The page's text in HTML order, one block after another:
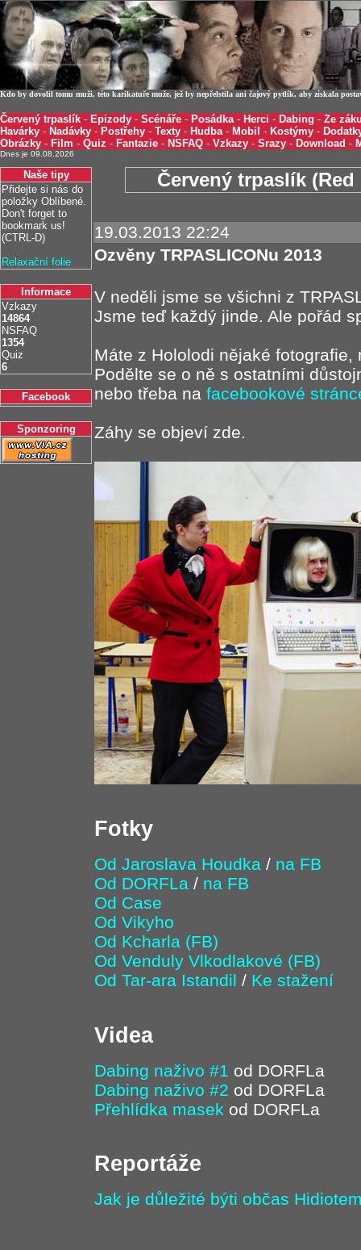
Kdo by dovolil tomu muži, této karikatuře muže, jež by nepřelstila ani čajový pytlík, aby získala
Červený trpaslík - Epizody - Scénáře - Posádka- Herci - Dabing - Ze
Havárky - Nadávky - Postřehy - Texty - Hudba- Mobil - Kostýmy -
Obrázky - Film - Quiz - Fantazie - NSFAQ - Vzkazy - Srazy - Download -
Dnes je 09.08.2026
Naše tipy
Přidejte si nás do
položky Oblíbené.
Don't forget to
bookmark us!
(CTRL-D)
Relaxační folie
Informace
Vzkazy
14864
NSFAQ
1354
Quiz
6
Facebook
Sponzoring
Červený trpaslík
19.03.2013 22:24
Ozvěny TRPASLICONu 2013
V neděli jsme se všichni z
Jsme teď každý jinde. Ale pořád
Máte z Hololodi nějaké
Podělte se o ně s ostatními
nebo třeba na facebookové
Záhy se objeví zde.
Fotky
Od Jaroslava Houdka / na FB
Od DORFLa / na FB
Od Case
Od Vikyho
Od Kcharla (FB)
Od Venduly Vlkodlakové (FB)
Od Tar-ara Istandil / Ke stažení
Videa
Dabing naživo #1 od DORFLa
Dabing naživo #2 od DORFLa
Přehlídka masek od DORFLa
Reportáže
Jak je důležité býti občas